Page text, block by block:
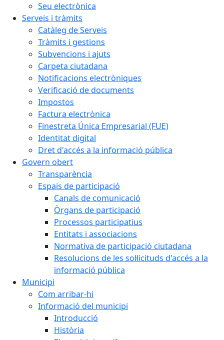
Seu electrònica
Serveis i tràmits
Catàleg de Serveis
Tràmits i gestions
Subvencions i ajuts
Carpeta ciutadana
Notificacions electròniques
Verificació de documents
Impostos
Factura electrònica
Finestreta Única Empresarial (FUE)
Identitat digital
Dret d'accés a la informació pública
Govern obert
Transparència
Espais de participació
Canals de comunicació
Òrgans de participació
Processos participatius
Entitats i associacions
Normativa de participació ciutadana
Resolucions de les sol·licituds d'accés a la
informació pública
Municipi
Com arribar-hi
Informació del municipi
Introducció
Història